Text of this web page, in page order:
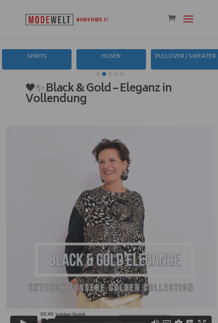
SHIRTS HOSEN PULLOVER / SWEATER
🖤✨Black & Gold – Eleganz in
Vollendung